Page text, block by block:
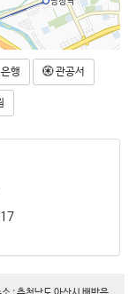
은행 관공서